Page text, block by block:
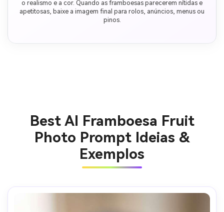
o realismo e a cor. Quando as framboesas parecerem nítidas e
apetitosas, baixe a imagem final para rolos, anúncios, menus ou
pinos.
Best AI Framboesa Fruit
Photo Prompt Ideias &
Exemplos